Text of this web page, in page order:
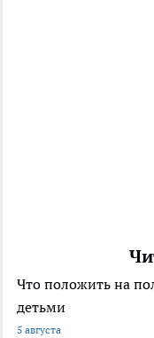
Что положить на
детьми
5 августа